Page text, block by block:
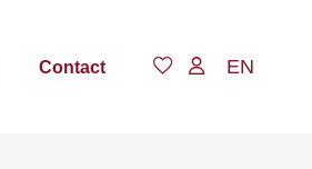
Contact EN